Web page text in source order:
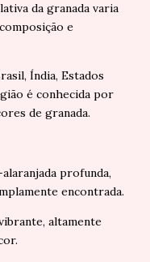
da granada varia
e
Índia, Estados
é conhecida por
de granada.
profunda,
encontrada.
altamente